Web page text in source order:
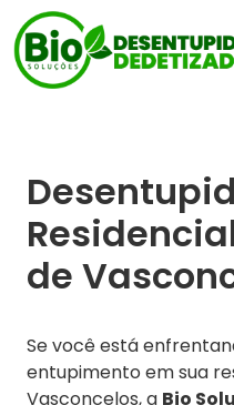
de
Se você está
entupimento em sua
Vasconcelos, a Bio